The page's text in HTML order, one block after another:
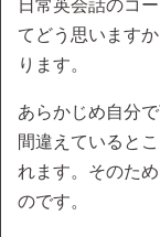
日常英会話のコ
てどう思います
ります。
あらかじめ自分
間違えていると
れます。そのた
のです。